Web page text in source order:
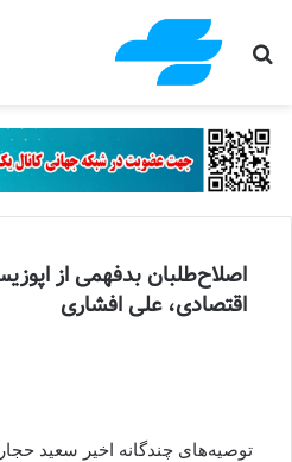
جستجو برای
اصلاح‌طلبان بدفهمی از
اقتصادی، علی افشاری
توصیه‌های چندگانه اخیر سعید